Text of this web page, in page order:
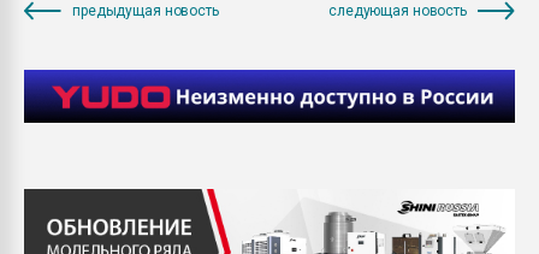
предыдущая новость следующая новость